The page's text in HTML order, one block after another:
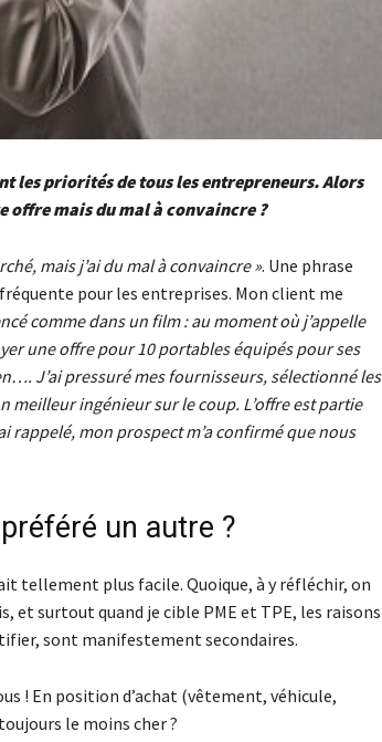
les priorités de tous les entrepreneurs. Alors
offre mais du mal à convaincre ?
mais j’ai du mal à convaincre ». Une phrase
pour les entreprises. Mon client me
comme dans un film : au moment où j’appelle
une offre pour 10 portables équipés pour ses
J’ai pressuré mes fournisseurs, sélectionné les
meilleur ingénieur sur le coup. L’offre est partie
rappelé, mon prospect m’a confirmé que nous
un autre ?
tellement plus facile. Quoique, à y réfléchir, on
et surtout quand je cible PME et TPE, les raisons
sont manifestement secondaires.
! En position d’achat (vêtement, véhicule,
le moins cher ?